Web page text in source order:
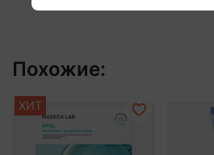
Похожие:
ХИТ